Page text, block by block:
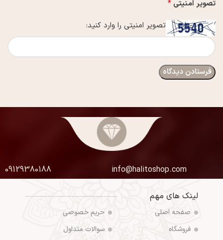
تصویر امنیتی *
تصویر امنیتی را وارد کنید:
info@halitoshop.com
09129380188
لینک های مهم
صفحه اصلی
فروشگاه
حریم خصوصی
سوالات متداول